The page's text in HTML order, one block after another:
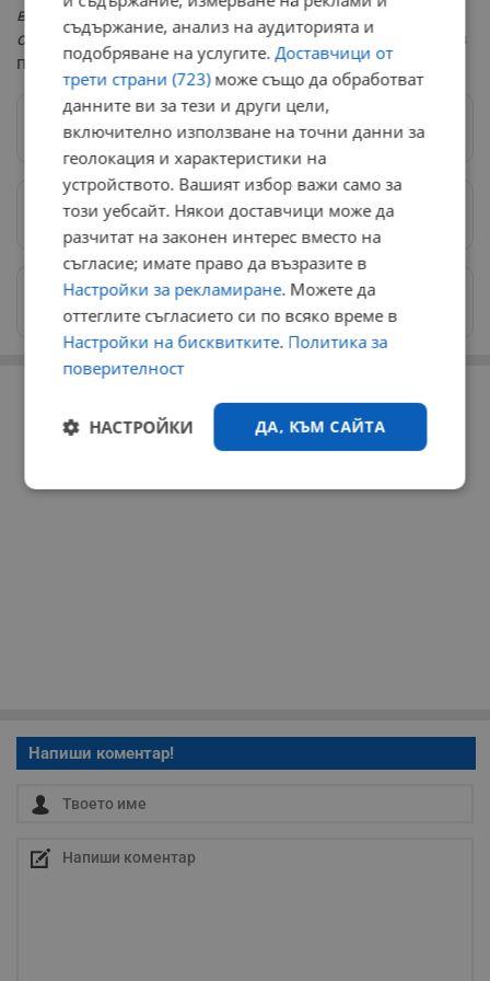
волята са по-силни от всяко изпитание и трудност в
открити води", споделя мотивацията си Цанко Цанков
преди стартиране на предизвикателството.
Следвай ни в Google News→
Предпочитани източници→
Изпращайте снимки и информация на
news@dunavmost.com
Напиши коментар!
съдържание, анализ на аудиторията и
подобряване на услугите.Доставчици от
трети страни (723)може също да обработват
данните ви за тези и други цели,
включително използване на точни данни за
геолокация и характеристики на
устройството. Вашият избор важи само за
този уебсайт. Някои доставчици може да
разчитат на законен интерес вместо на
съгласие; имате право да възразите в
Настройки за рекламиране. Можете да
оттеглите съгласието си по всяко време в
Настройки на бисквитките. Политика за
поверителност
ДА, КЪМ САЙТА
НАСТРОЙКИ
Строго
Ефективност
Таргетиране